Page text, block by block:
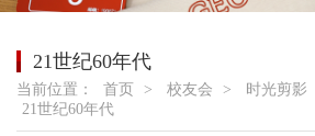
21世纪60年代
当前位置： 首页 > 校友会 > 时光剪影
21世纪60年代